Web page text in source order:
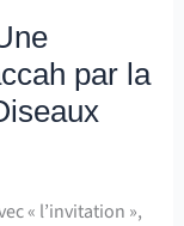
par la
« l’invitation »,